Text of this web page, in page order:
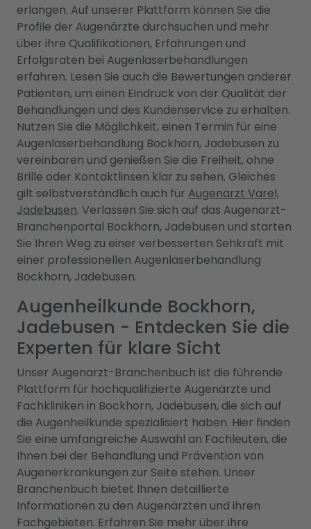
erlangen. Auf unserer Plattform können Sie die
Profile der Augenärzte durchsuchen und mehr
über ihre Qualifikationen, Erfahrungen und
Erfolgsraten bei Augenlaserbehandlungen
erfahren. Lesen Sie auch die Bewertungen anderer
Patienten, um einen Eindruck von der Qualität der
Behandlungen und des Kundenservice zu erhalten.
Nutzen Sie die Möglichkeit, einen Termin für eine
Augenlaserbehandlung Bockhorn, Jadebusen zu
vereinbaren und genießen Sie die Freiheit, ohne
Brille oder Kontaktlinsen klar zu sehen. Gleiches
gilt selbstverständlich auch für Augenarzt Varel,
Jadebusen. Verlassen Sie sich auf das Augenarzt-
Branchenportal Bockhorn, Jadebusen und starten
Sie Ihren Weg zu einer verbesserten Sehkraft mit
einer professionellen Augenlaserbehandlung
Bockhorn, Jadebusen.
Augenheilkunde Bockhorn,
Jadebusen - Entdecken Sie die
Experten für klare Sicht
Unser Augenarzt-Branchenbuch ist die führende
Plattform für hochqualifizierte Augenärzte und
Fachkliniken in Bockhorn, Jadebusen, die sich auf
die Augenheilkunde spezialisiert haben. Hier finden
Sie eine umfangreiche Auswahl an Fachleuten, die
Ihnen bei der Behandlung und Prävention von
Augenerkrankungen zur Seite stehen. Unser
Branchenbuch bietet Ihnen detaillierte
Informationen zu den Augenärzten und ihren
Fachgebieten. Erfahren Sie mehr über ihre